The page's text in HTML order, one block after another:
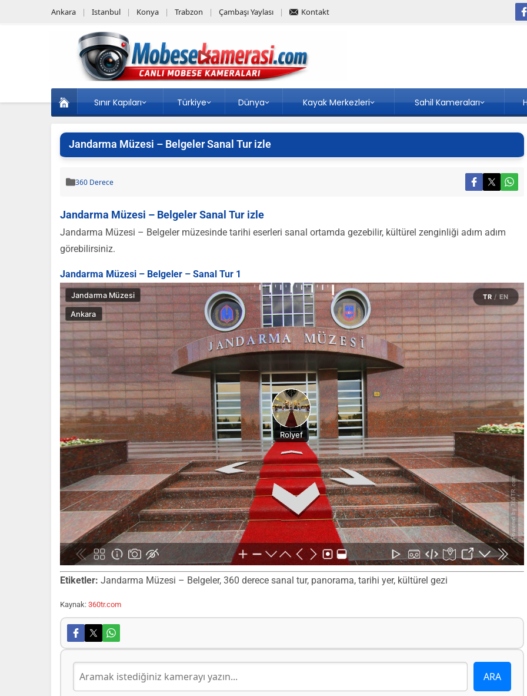
Ankara Istanbul Konya Trabzon Çambaşı Yaylası Kontakt
Sınır Kapıları Türkiye Dünya Kayak Merkezleri Sahil Kameraları
Jandarma Müzesi – Belgeler Sanal Tur izle
360 Derece
Jandarma Müzesi – Belgeler Sanal Tur izle
Jandarma Müzesi – Belgeler müzesinde tarihi eserleri sanal ortamda gezebilir, kültürel zenginliği adım adım
görebilirsiniz.
Jandarma Müzesi – Belgeler – Sanal Tur 1
Etiketler: Jandarma Müzesi – Belgeler, 360 derece sanal tur, panorama, tarihi yer, kültürel gezi
Kaynak: 360tr.com